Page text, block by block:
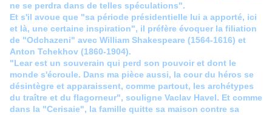
ne se perdra dans de telles spéculations".
Et s'il avoue que "sa période présidentielle lui a apporté, ici
et là, une certaine inspiration", il préfère évoquer la filiation
de "Odchazeni" avec William Shakespeare (1564-1616) et
Anton Tchekhov (1860-1904).
"Lear est un souverain qui perd son pouvoir et dont le
monde s'écroule. Dans ma pièce aussi, la cour du héros se
désintègre et apparaissent, comme partout, les archétypes
du traître et du flagorneur", souligne Vaclav Havel. Et comme
dans la "Cerisaie", la famille quitte sa maison contre sa